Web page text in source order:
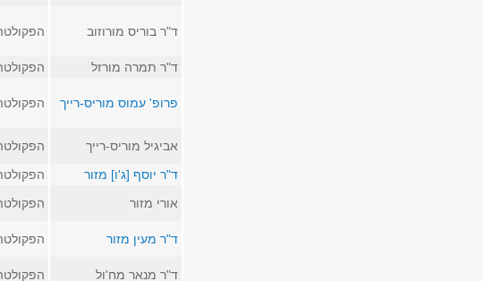
ד"ר בוריס מורוזוב
ד"ר תמרה מורזל
פרופ' עמוס מוריס-רייך
אביגיל מוריס-רייך
ד"ר יוסף [ג'ו] מזור
אורי מזור
ד"ר מעין מזור
ד"ר מנאר מח'ול